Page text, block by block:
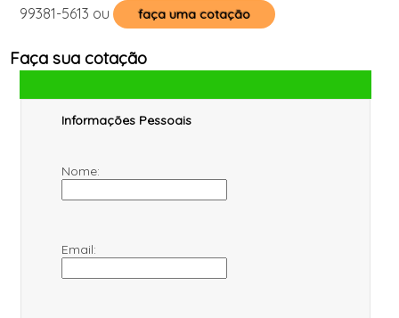
99381-5613 ou faça uma cotação
Faça sua cotação
Informações Pessoais
Nome:
Email: